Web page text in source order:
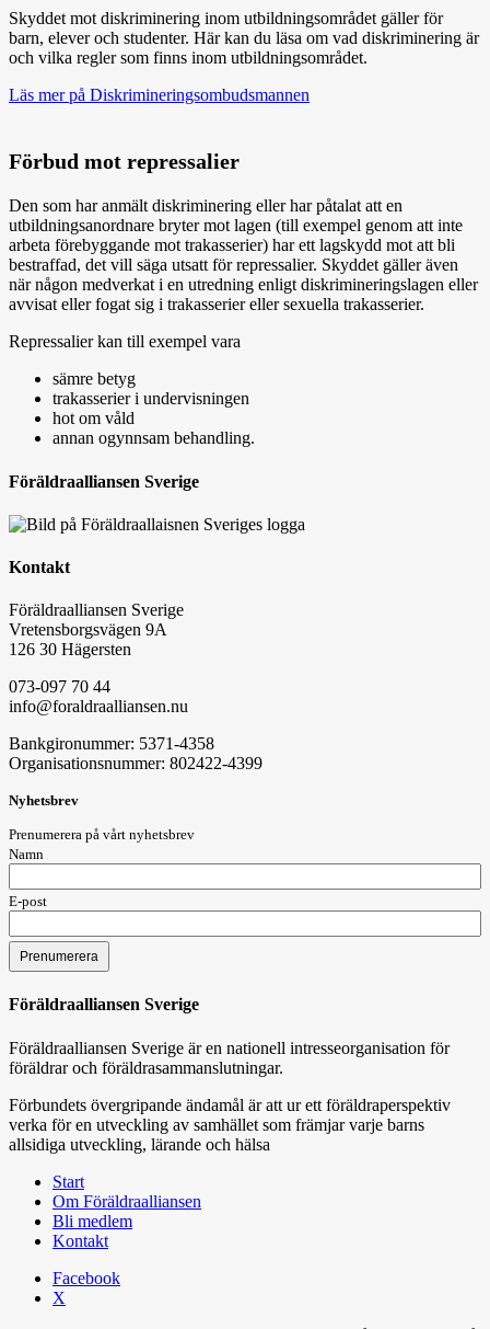
Skyddet mot diskriminering inom utbildningsområdet gäller för
barn, elever och studenter. Här kan du läsa om vad diskriminering är
och vilka regler som finns inom utbildningsområdet.
Läs mer på Diskrimineringsombudsmannen
Förbud mot repressalier
Den som har anmält diskriminering eller har påtalat att en
utbildningsanordnare bryter mot lagen (till exempel genom att inte
arbeta förebyggande mot trakasserier) har ett lagskydd mot att bli
bestraffad, det vill säga utsatt för repressalier. Skyddet gäller även
när någon medverkat i en utredning enligt diskrimineringslagen eller
avvisat eller fogat sig i trakasserier eller sexuella trakasserier.
Repressalier kan till exempel vara
sämre betyg
trakasserier i undervisningen
hot om våld
annan ogynnsam behandling.
Föräldraalliansen Sverige
Kontakt
Föräldraalliansen Sverige
Vretensborgsvägen 9A
126 30 Hägersten
073-097 70 44
info@foraldraalliansen.nu
Bankgironummer: 5371-4358
Organisationsnummer: 802422-4399
Nyhetsbrev
Prenumerera på vårt nyhetsbrev
Namn
E-post
Föräldraalliansen Sverige
Föräldraalliansen Sverige är en nationell intresseorganisation för
föräldrar och föräldrasammanslutningar.
Förbundets övergripande ändamål är att ur ett föräldraperspektiv
verka för en utveckling av samhället som främjar varje barns
allsidiga utveckling, lärande och hälsa
Start
Om Föräldraalliansen
Bli medlem
Kontakt
Facebook
X